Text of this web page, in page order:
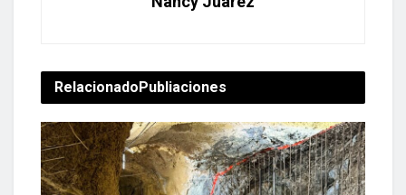
RelacionadoPubliaciones